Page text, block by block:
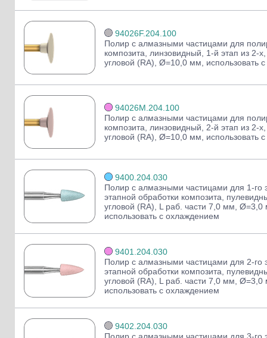
94026F.204.100
Полир с алмазными частицами для
композита, линзовидный, 1-й этап из 2-х,
угловой (RA), Ø=10,0 мм, использовать
94026M.204.100
Полир с алмазными частицами для
композита, линзовидный, 2-й этап из 2-х,
угловой (RA), Ø=10,0 мм, использовать
9400.204.030
Полир с алмазными частицами для 1-го
этапной обработки композита,
угловой (RA), L раб. части 7,0 мм, Ø=3,0
использовать с охлаждением
9401.204.030
Полир с алмазными частицами для 2-го
этапной обработки композита,
угловой (RA), L раб. части 7,0 мм, Ø=3,0
использовать с охлаждением
9402.204.030
Полир с алмазными частицами для 3-го